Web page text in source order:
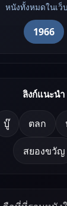
หนังทั้งหมดในเว็
1966
ลิงก์แนะนำ
บู๊ ตลก
สยองขวัญ